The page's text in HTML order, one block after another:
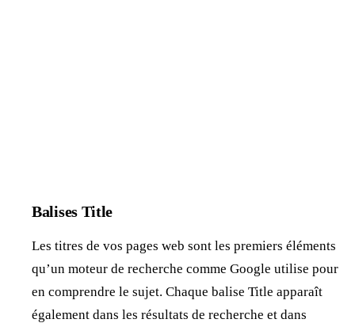
Balises Title
Les titres de vos pages web sont les premiers éléments
qu’un moteur de recherche comme Google utilise pour
en comprendre le sujet. Chaque balise Title apparaît
également dans les résultats de recherche et dans